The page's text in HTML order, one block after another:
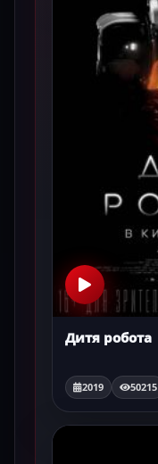
Дитя робота
2019 50215